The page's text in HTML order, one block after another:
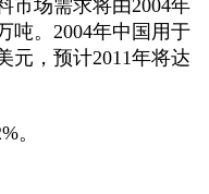
市场需求将由2004年
吨。2004年中国用于
元，预计2011年将达
。